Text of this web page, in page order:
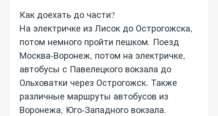
Как доехать до части?
На электричке из Лисок до Острогожска,
потом немного пройти пешком. Поезд
Москва-Воронеж, потом на электричке,
автобусы с Павелецкого вокзала до
Ольховатки через Острогожск. Также
различные маршруты автобусов из
Воронежа, Юго-Западного вокзала.